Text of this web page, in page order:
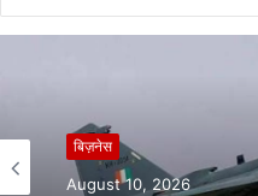
बिज़नेस
August 10, 2026